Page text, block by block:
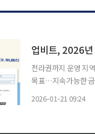
업비트, 2026년
전라권까지 운영 지
목표…지속가능한
2026-01-21 09:24